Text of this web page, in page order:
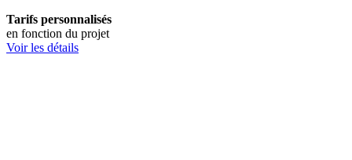
Tarifs personnalisés
en fonction du projet
Voir les détails